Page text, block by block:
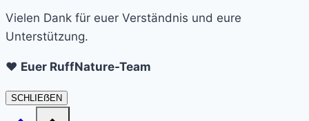
Vielen Dank für euer Verständnis und eure
Unterstützung.
❤️ Euer RuffNature-Team
SCHLIEẞEN